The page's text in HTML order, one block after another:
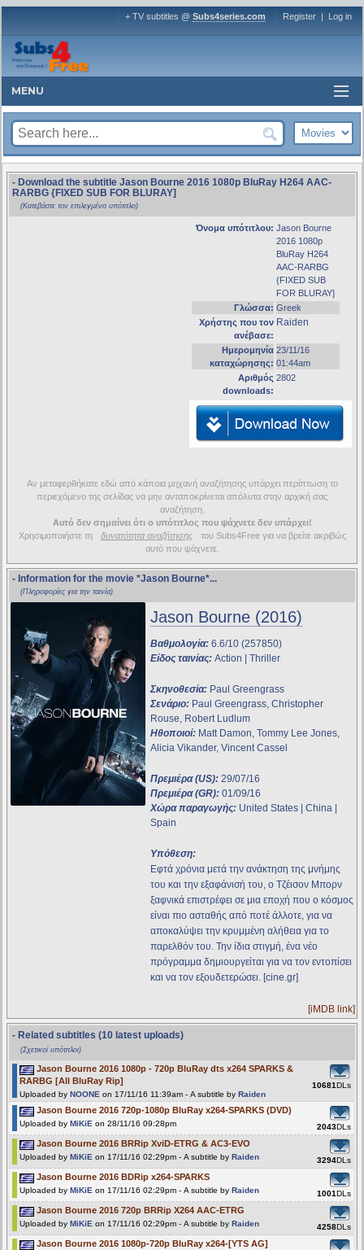
+ TV subtitles @ Subs4series.com Register | Log in
MENU
- Download the subtitle Jason Bourne 2016 1080p BluRay H264 AAC-
RARBG {FIXED SUB FOR BLURAY]
(Κατεβάστε τον επιλεγμένο υπότιτλο)
Όνομα υπότιτλου: Jason Bourne
2016 1080p
BluRay H264
AAC-RARBG
{FIXED SUB
FOR BLURAY]
Γλώσσα: Greek
Χρήστης που τον
ανέβασε:
Raiden
Ημερομηνία
καταχώρησης:
23/11/16
01:44am
Αριθμός
downloads:
2802
Αν μεταφερθήκατε εδώ από κάποια μηχανή αναζήτησης υπάρχει περίπτωση το
περιεχόμενο της σελίδας να μην ανταποκρίνεται απόλυτα στην αρχική σας
αναζήτηση.
Αυτό δεν σημαίνει ότι ο υπότιτλος που ψάχνετε δεν υπάρχει!
Χρησιμοποιήστε τη
δυνατότητα αναζήτησης
του Subs4Free για να βρείτε ακριβώς
αυτό που ψάχνετε.
- Information for the movie *Jason Bourne*...
(Πληροφορίες για την ταινία)
Jason Bourne (2016)
Βαθμολογία: 6.6/10 (257850)
Είδος ταινίας: Action | Thriller
Σκηνοθεσία: Paul Greengrass
Σενάριο: Paul Greengrass, Christopher
Rouse, Robert Ludlum
Ηθοποιοί: Matt Damon, Tommy Lee Jones,
Alicia Vikander, Vincent Cassel
Πρεμιέρα (US): 29/07/16
Πρεμιέρα (GR): 01/09/16
Χώρα παραγωγής: United States | China |
Spain
Υπόθεση:
Εφτά χρόνια μετά την ανάκτηση της μνήμης
του και την εξαφάνισή του, ο Τζέισον Μπορν
ξαφνικά επιστρέφει σε μια εποχή που ο κόσμος
είναι πιο ασταθής από ποτέ άλλοτε, για να
αποκαλύψει την κρυμμένη αλήθεια για το
παρελθόν του. Την ίδια στιγμή, ένα νέο
πρόγραμμα δημιουργείται για να τον εντοπίσει
και να τον εξουδετερώσει. [cine.gr]
[iMDB link]
- Related subtitles (10 latest uploads)
(Σχετικοί υπότιτλοι)
Jason Bourne 2016 1080p - 720p BluRay dts x264 SPARKS &
RARBG [All BluRay Rip]
Uploaded by NOONE on 17/11/16 11:39am - A subtitle by Raiden
10681DLs
Jason Bourne 2016 720p-1080p BluRay x264-SPARKS (DVD)
Uploaded by MiKiE on 28/11/16 09:28pm 2043DLs
Jason Bourne 2016 BRRip XviD-ETRG & AC3-EVO
Uploaded by MiKiE on 17/11/16 02:29pm - A subtitle by Raiden 3294DLs
Jason Bourne 2016 BDRip x264-SPARKS
Uploaded by MiKiE on 17/11/16 02:29pm - A subtitle by Raiden 1001DLs
Jason Bourne 2016 720p BRRip X264 AAC-ETRG
Uploaded by MiKiE on 17/11/16 02:29pm - A subtitle by Raiden 4258DLs
Jason Bourne 2016 1080p-720p BluRay x264-[YTS AG]